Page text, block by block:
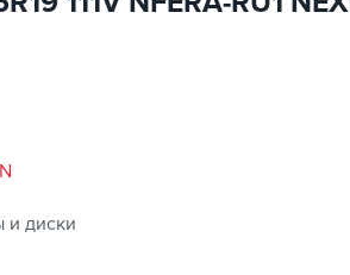
диски